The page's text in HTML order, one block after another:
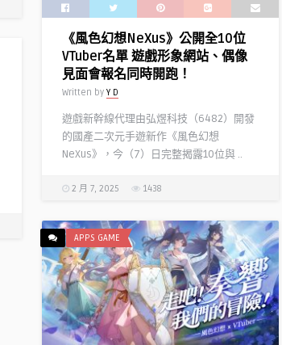
《風色幻想NeXus》公開全10位
VTuber名單 遊戲形象網站、偶像
見面會報名同時開跑！
Written by Y D
遊戲新幹線代理由弘煜科技（6482）開發
的國產二次元手遊新作《風色幻想
NeXus》，今（7）日完整揭露10位與 ..
2 月 7, 2025 1438
APPS GAME